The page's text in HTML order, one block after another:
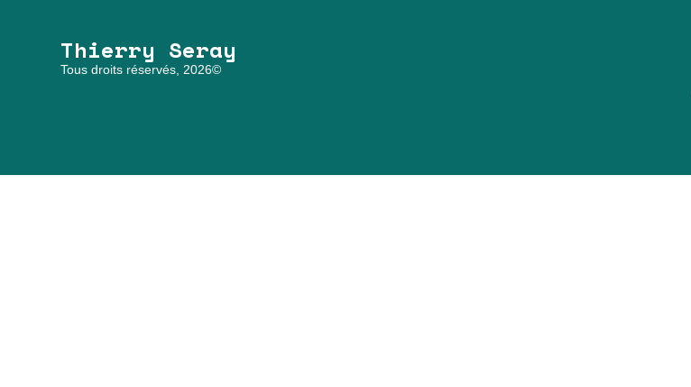
Thierry Seray
Tous droits réservés, 2026©